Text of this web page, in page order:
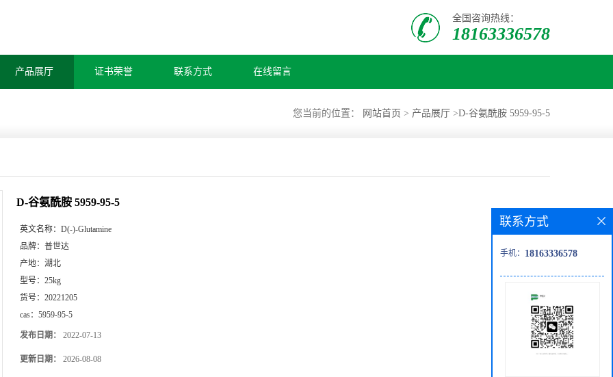
全国咨询热线：
18163336578
产品展厅 证书荣誉 联系方式 在线留言
您当前的位置： 网站首页 > 产品展厅 >D-谷氨酰胺 5959-95-5
D-谷氨酰胺 5959-95-5
英文名称： D(-)-Glutamine
品牌： 普世达
产地： 湖北
型号： 25kg
货号： 20221205
cas： 5959-95-5
发布日期： 2022-07-13
更新日期： 2026-08-08
联系方式
手机： 18163336578